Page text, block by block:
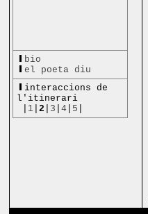
bio
el poeta diu
interaccions de
l'itinerari
1 |2 3 |4 5